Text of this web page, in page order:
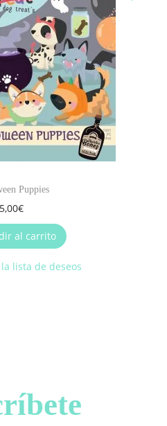
Puppies
5,00€
al carrito
lista de deseos